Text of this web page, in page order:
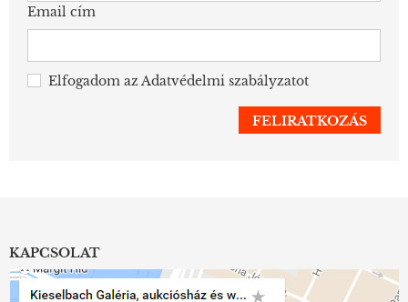
Email cím
Elfogadom azAdatvédelmi szabályzatot
KAPCSOLAT